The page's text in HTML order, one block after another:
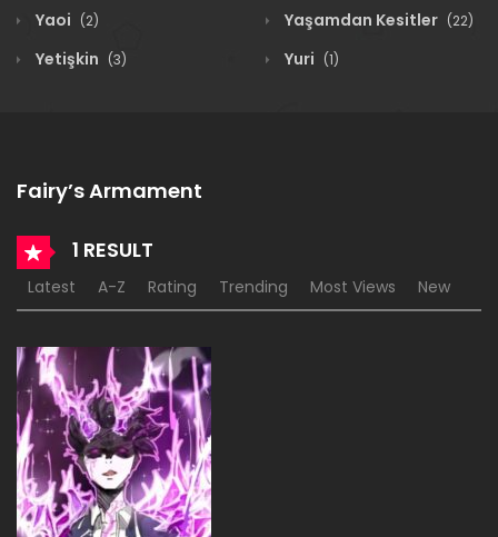
Yaoi (2) Yaşamdan Kesitler (22)
Yetişkin (3) Yuri (1)
Fairy’s Armament
1 RESULT
Latest A-Z Rating Trending Most Views New